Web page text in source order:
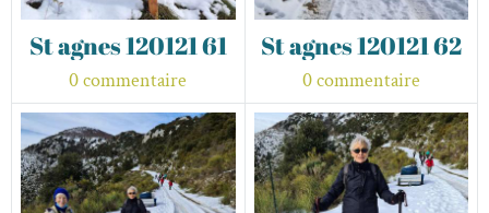
St agnes 120121 61
0 commentaire
St agnes 120121 62
0 commentaire